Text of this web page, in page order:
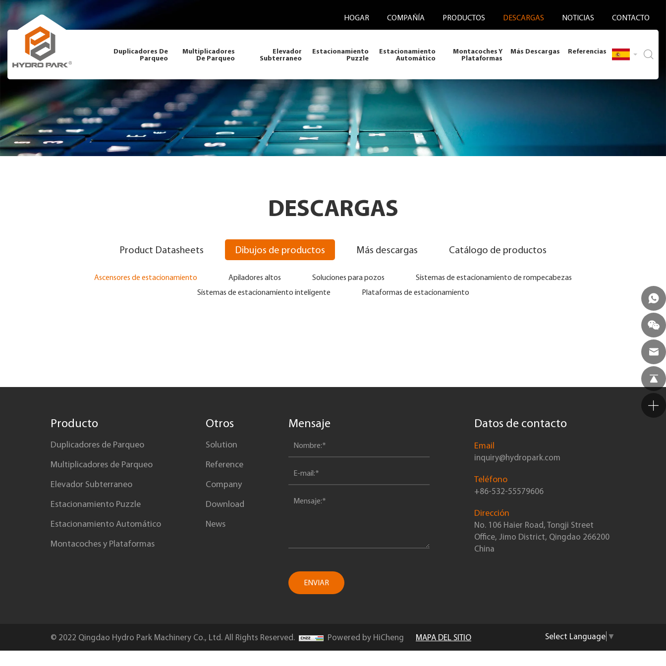
HOGAR COMPAÑÍA PRODUCTOS DESCARGAS NOTICIAS CONTACTO
Duplicadores De
Parqueo
Multiplicadores
De Parqueo
Elevador
Subterraneo
Estacionamiento
Puzzle
Estacionamiento
Automático
Montacoches Y
Plataformas
Más Descargas Referencias
DESCARGAS
Product Datasheets Dibujos de productos Más descargas Catálogo de productos
Ascensores de estacionamiento Apiladores altos Soluciones para pozos
Sistemas de estacionamiento de rompecabezas
Sistemas de estacionamiento inteligente
Plataformas de estacionamiento
Producto
Duplicadores de Parqueo
Multiplicadores de Parqueo
Elevador Subterraneo
Estacionamiento Puzzle
Estacionamiento Automático
Montacoches y Plataformas
Otros
Solution
Reference
Company
Download
News
Mensaje
ENVIAR
Datos de contacto
Email
inquiry@hydropark.com
Teléfono
+86-532-55579606
Dirección
No. 106 Haier Road, Tongji Street
Office, Jimo District, Qingdao 266200
China
© 2022 Qingdao Hydro Park Machinery Co., Ltd. All Rights Reserved. Powered by HiCheng MAPA DEL SITIO Select Language ▼